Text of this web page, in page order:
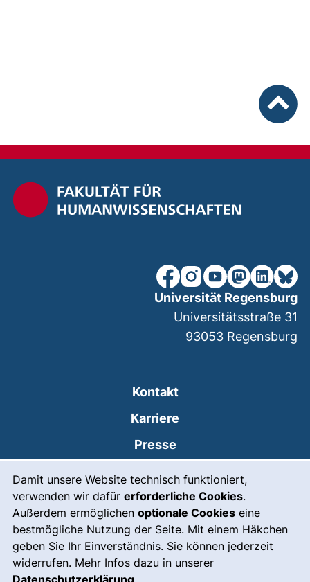
Damit unsere Website technisch funktioniert,
verwenden wir dafür erforderliche Cookies.
Außerdem ermöglichen optionale Cookies eine
bestmögliche Nutzung der Seite. Mit einem Häkchen
geben Sie Ihr Einverständnis. Sie können jederzeit
widerrufen. Mehr Infos dazu in unserer
Datenschutzerklärung
unsere Facebook-Seite
unsere Instagram-
unsere YouTube-
unsereunsere
Kontakt
Karriere
Presse
Leichte Sprache
Gebärdensprache
Notfall(externer Link, öffnet
Impressum
Universität Regensburg
Universitätsstraße 31
93053 Regensburg